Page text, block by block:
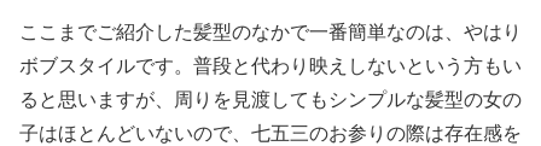
ここまでご紹介した髪型のなかで一番簡単なのは、やはり
ボブスタイルです。普段と代わり映えしないという方もい
ると思いますが、周りを見渡してもシンプルな髪型の女の
子はほとんどいないので、七五三のお参りの際は存在感を